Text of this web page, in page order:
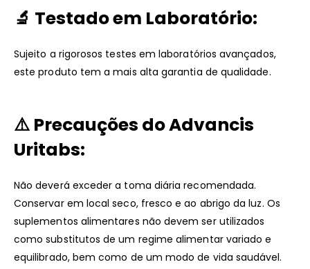
🔬 Testado em Laboratório:
Sujeito a rigorosos testes em laboratórios avançados,
este produto tem a mais alta garantia de qualidade.
⚠️ Precauções do Advancis
Uritabs:
Não deverá exceder a toma diária recomendada.
Conservar em local seco, fresco e ao abrigo da luz. Os
suplementos alimentares não devem ser utilizados
como substitutos de um regime alimentar variado e
equilibrado, bem como de um modo de vida saudável.